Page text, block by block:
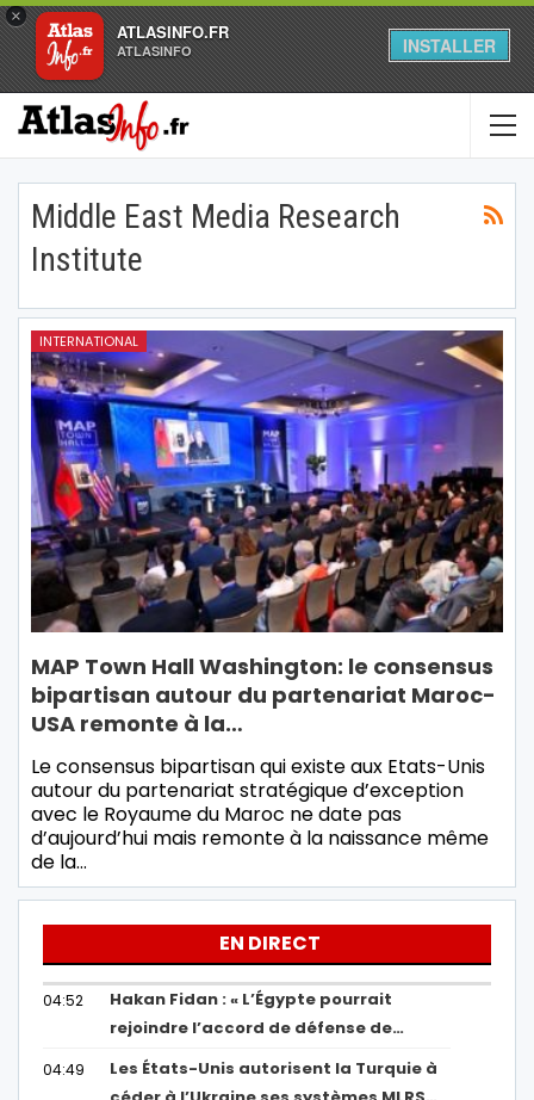
×
ATLASINFO.FR
ATLASINFO INSTALLER
Middle East Media Research
Institute
INTERNATIONAL
MAP Town Hall Washington: le consensus
bipartisan autour du partenariat Maroc-
USA remonte à la…
Le consensus bipartisan qui existe aux Etats-Unis
autour du partenariat stratégique d’exception
avec le Royaume du Maroc ne date pas
d’aujourd’hui mais remonte à la naissance même
de la…
EN DIRECT
04:52
Hakan Fidan : « L’Égypte pourrait
rejoindre l’accord de défense de…
04:49
Les États-Unis autorisent la Turquie à